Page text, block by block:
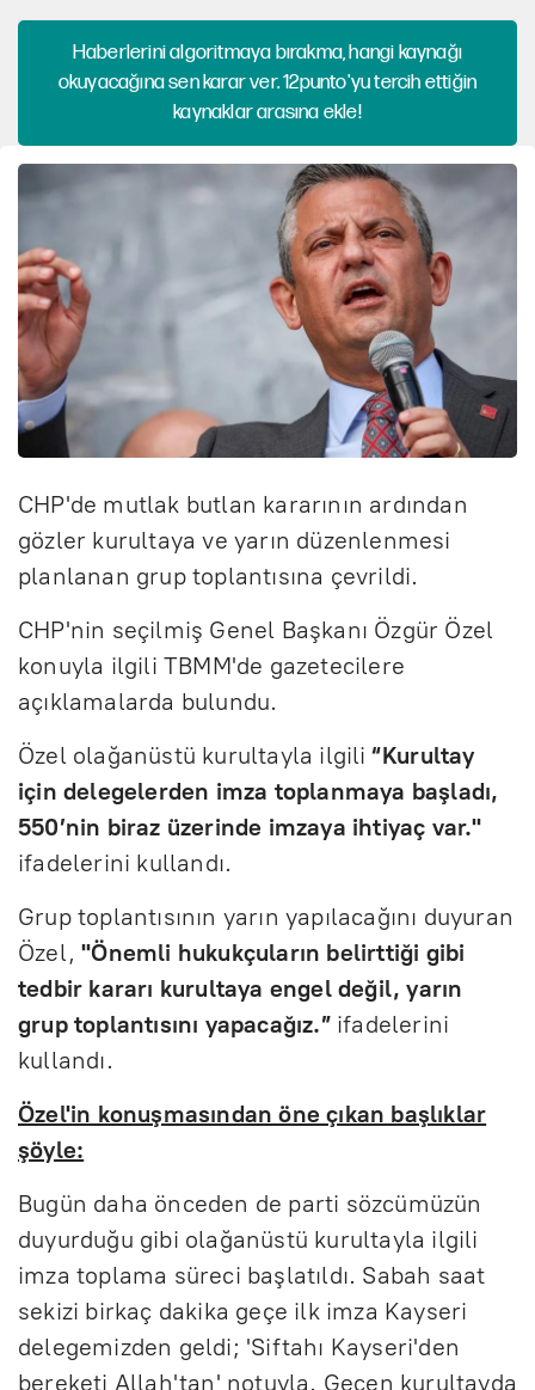
Haberlerini algoritmaya bırakma, hangi kaynağı
okuyacağına sen karar ver. 12punto'yu tercih ettiğin
kaynaklar arasına ekle!
CHP'de mutlak butlan kararının ardından
gözler kurultaya ve yarın düzenlenmesi
planlanan grup toplantısına çevrildi.
CHP'nin seçilmiş Genel Başkanı Özgür Özel
konuyla ilgili TBMM'de gazetecilere
açıklamalarda bulundu.
Özel olağanüstü kurultayla ilgili“Kurultay
için delegelerden imza toplanmaya başladı,
550’nin biraz üzerinde imzaya ihtiyaç var."
ifadelerini kullandı.
Grup toplantısının yarın yapılacağını duyuran
Özel,"Önemli hukukçuların belirttiği gibi
tedbir kararı kurultaya engel değil, yarın
grup toplantısını yapacağız.”ifadelerini
kullandı.
Özel'in konuşmasından öne çıkan başlıklar
şöyle:
Bugün daha önceden de parti sözcümüzün
duyurduğu gibi olağanüstü kurultayla ilgili
imza toplama süreci başlatıldı. Sabah saat
sekizi birkaç dakika geçe ilk imza Kayseri
delegemizden geldi; 'Siftahı Kayseri'den
bereketi Allah'tan' notuyla. Geçen kurultayda